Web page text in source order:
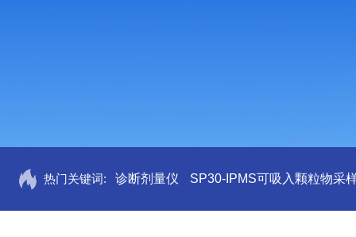
热门关键词: 诊断剂量仪 SP30-IPMS可吸入颗粒物采